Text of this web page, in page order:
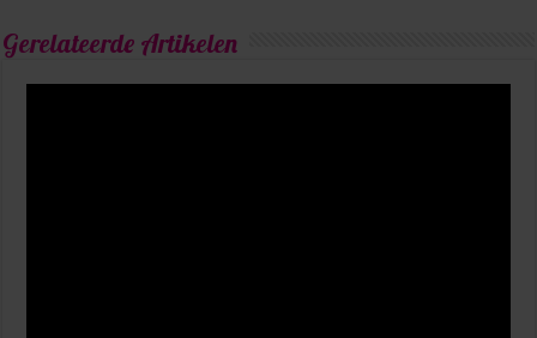
Gerelateerde Artikelen